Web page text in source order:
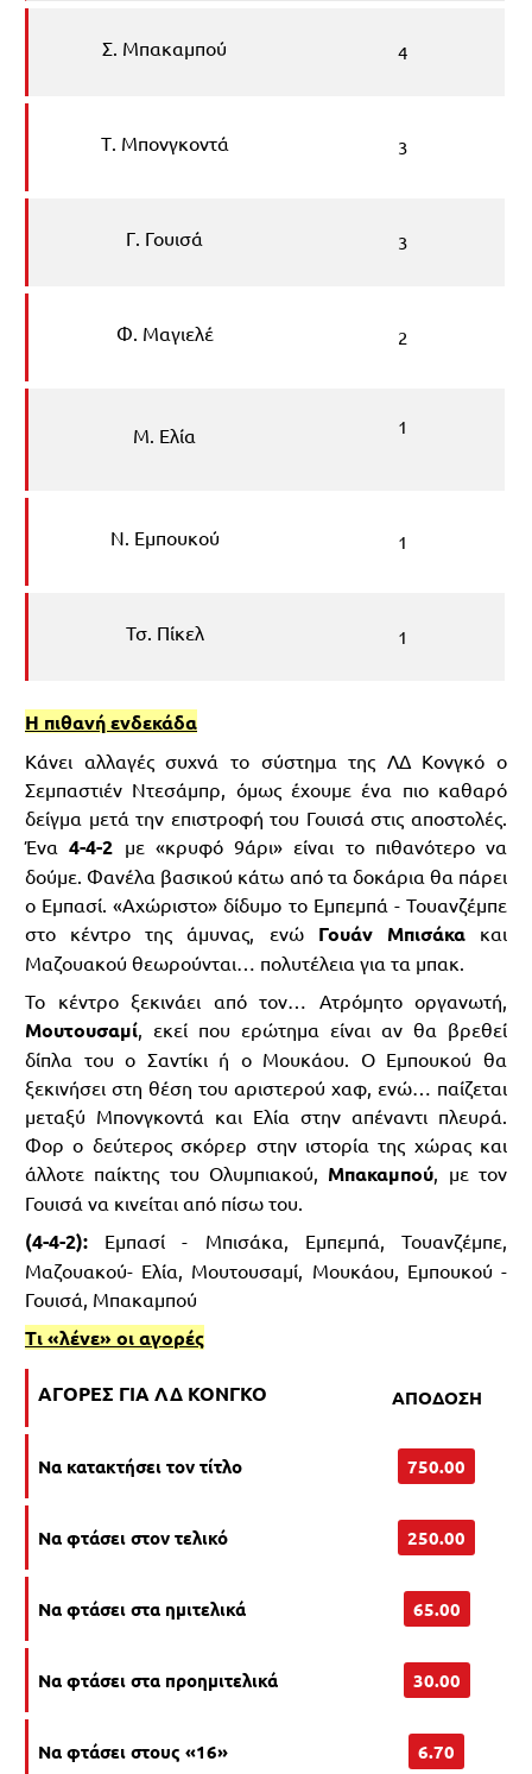
Σ. Μπακαμπού 4
Τ. Μπονγκοντά 3
Γ. Γουισά 3
Φ. Μαγιελέ 2
Μ. Ελία 1
Ν. Εμπουκού 1
Τσ. Πίκελ 1
Η πιθανή ενδεκάδα
Κάνει αλλαγές συχνά το σύστημα της ΛΔ Κονγκό ο
Σεμπαστιέν Ντεσάμπρ, όμως έχουμε ένα πιο καθαρό
δείγμα μετά την επιστροφή του Γουισά στις αποστολές.
Ένα4-4-2 με «κρυφό 9άρι» είναι το πιθανότερο να
δούμε. Φανέλα βασικού κάτω από τα δοκάρια θα πάρει
ο Εμπασί. «Αχώριστο» δίδυμο το Εμπεμπά - Τουανζέμπε
στο κέντρο της άμυνας, ενώ Γουάν Μπισάκα και
Μαζουακού θεωρούνται… πολυτέλεια για τα μπακ.
Το κέντρο ξεκινάει από τον… Ατρόμητο οργανωτή,
Μουτουσαμί, εκεί που ερώτημα είναι αν θα βρεθεί
δίπλα του ο Σαντίκι ή ο Μουκάου. Ο Εμπουκού θα
ξεκινήσει στη θέση του αριστερού χαφ, ενώ… παίζεται
μεταξύ Μπονγκοντά και Ελία στην απέναντι πλευρά.
Φορ ο δεύτερος σκόρερ στην ιστορία της χώρας και
άλλοτε παίκτης του Ολυμπιακού, Μπακαμπού, με τον
Γουισά να κινείται από πίσω του.
(4-4-2): Eμπασί - Μπισάκα, Εμπεμπά, Τουανζέμπε,
Μαζουακού- Ελία, Μουτουσαμί, Μουκάου, Εμπουκού -
Γουισά, Μπακαμπού
Τι «λένε» οι αγορές
ΑΓΟΡΕΣ ΓΙΑ ΛΔ ΚΟΝΓΚΟ ΑΠΟΔΟΣΗ
Να κατακτήσει τον τίτλο 750.00
Να φτάσει στον τελικό 250.00
Να φτάσει στα ημιτελικά 65.00
Να φτάσει στα προημιτελικά 30.00
Να φτάσει στους «16» 6.70